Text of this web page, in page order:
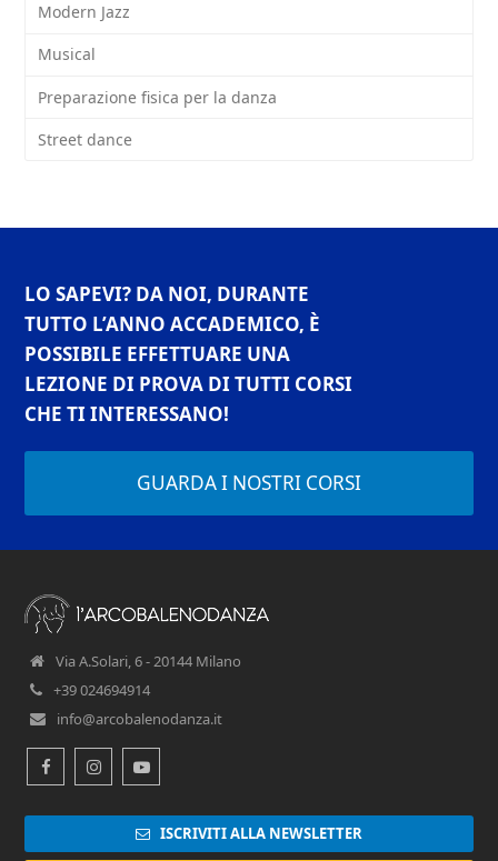
Modern Jazz
Musical
Preparazione fisica per la danza
Street dance
LO SAPEVI? DA NOI, DURANTE
TUTTO L’ANNO ACCADEMICO, È
POSSIBILE EFFETTUARE UNA
LEZIONE DI PROVA DI TUTTI CORSI
CHE TI INTERESSANO!
GUARDA I NOSTRI CORSI
Via A.Solari, 6 - 20144 Milano
+39 024694914
info@arcobalenodanza.it
FacebookInstagramYoutube
ISCRIVITI ALLA NEWSLETTER